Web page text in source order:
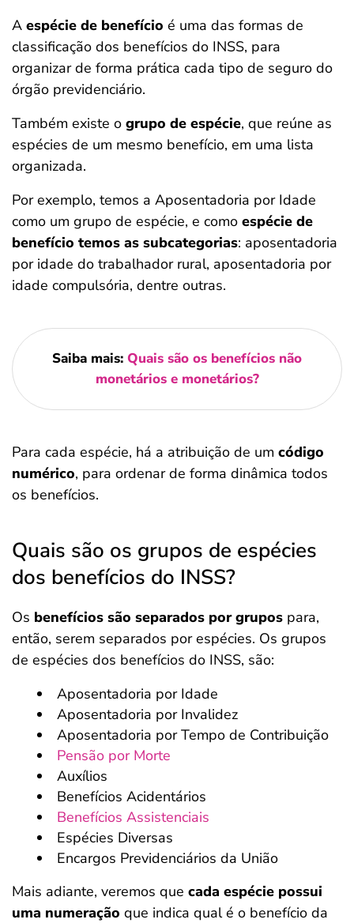
A espécie de benefício é uma das formas de
classificação dos benefícios do INSS, para
organizar de forma prática cada tipo de seguro do
órgão previdenciário.
Também existe o grupo de espécie, que reúne as
espécies de um mesmo benefício, em uma lista
organizada.
Por exemplo, temos a Aposentadoria por Idade
como um grupo de espécie, e como espécie de
benefício temos as subcategorias: aposentadoria
por idade do trabalhador rural, aposentadoria por
idade compulsória, dentre outras.
Saiba mais: Quais são os benefícios não
monetários e monetários?
Para cada espécie, há a atribuição de um código
numérico, para ordenar de forma dinâmica todos
os benefícios.
Quais são os grupos de espécies
dos benefícios do INSS?
Os benefícios são separados por grupos para,
então, serem separados por espécies. Os grupos
de espécies dos benefícios do INSS, são:
Aposentadoria por Idade
Aposentadoria por Invalidez
Aposentadoria por Tempo de Contribuição
Pensão por Morte
Auxílios
Benefícios Acidentários
Benefícios Assistenciais
Espécies Diversas
Encargos Previdenciários da União
Mais adiante, veremos que cada espécie possui
uma numeração que indica qual é o benefício da